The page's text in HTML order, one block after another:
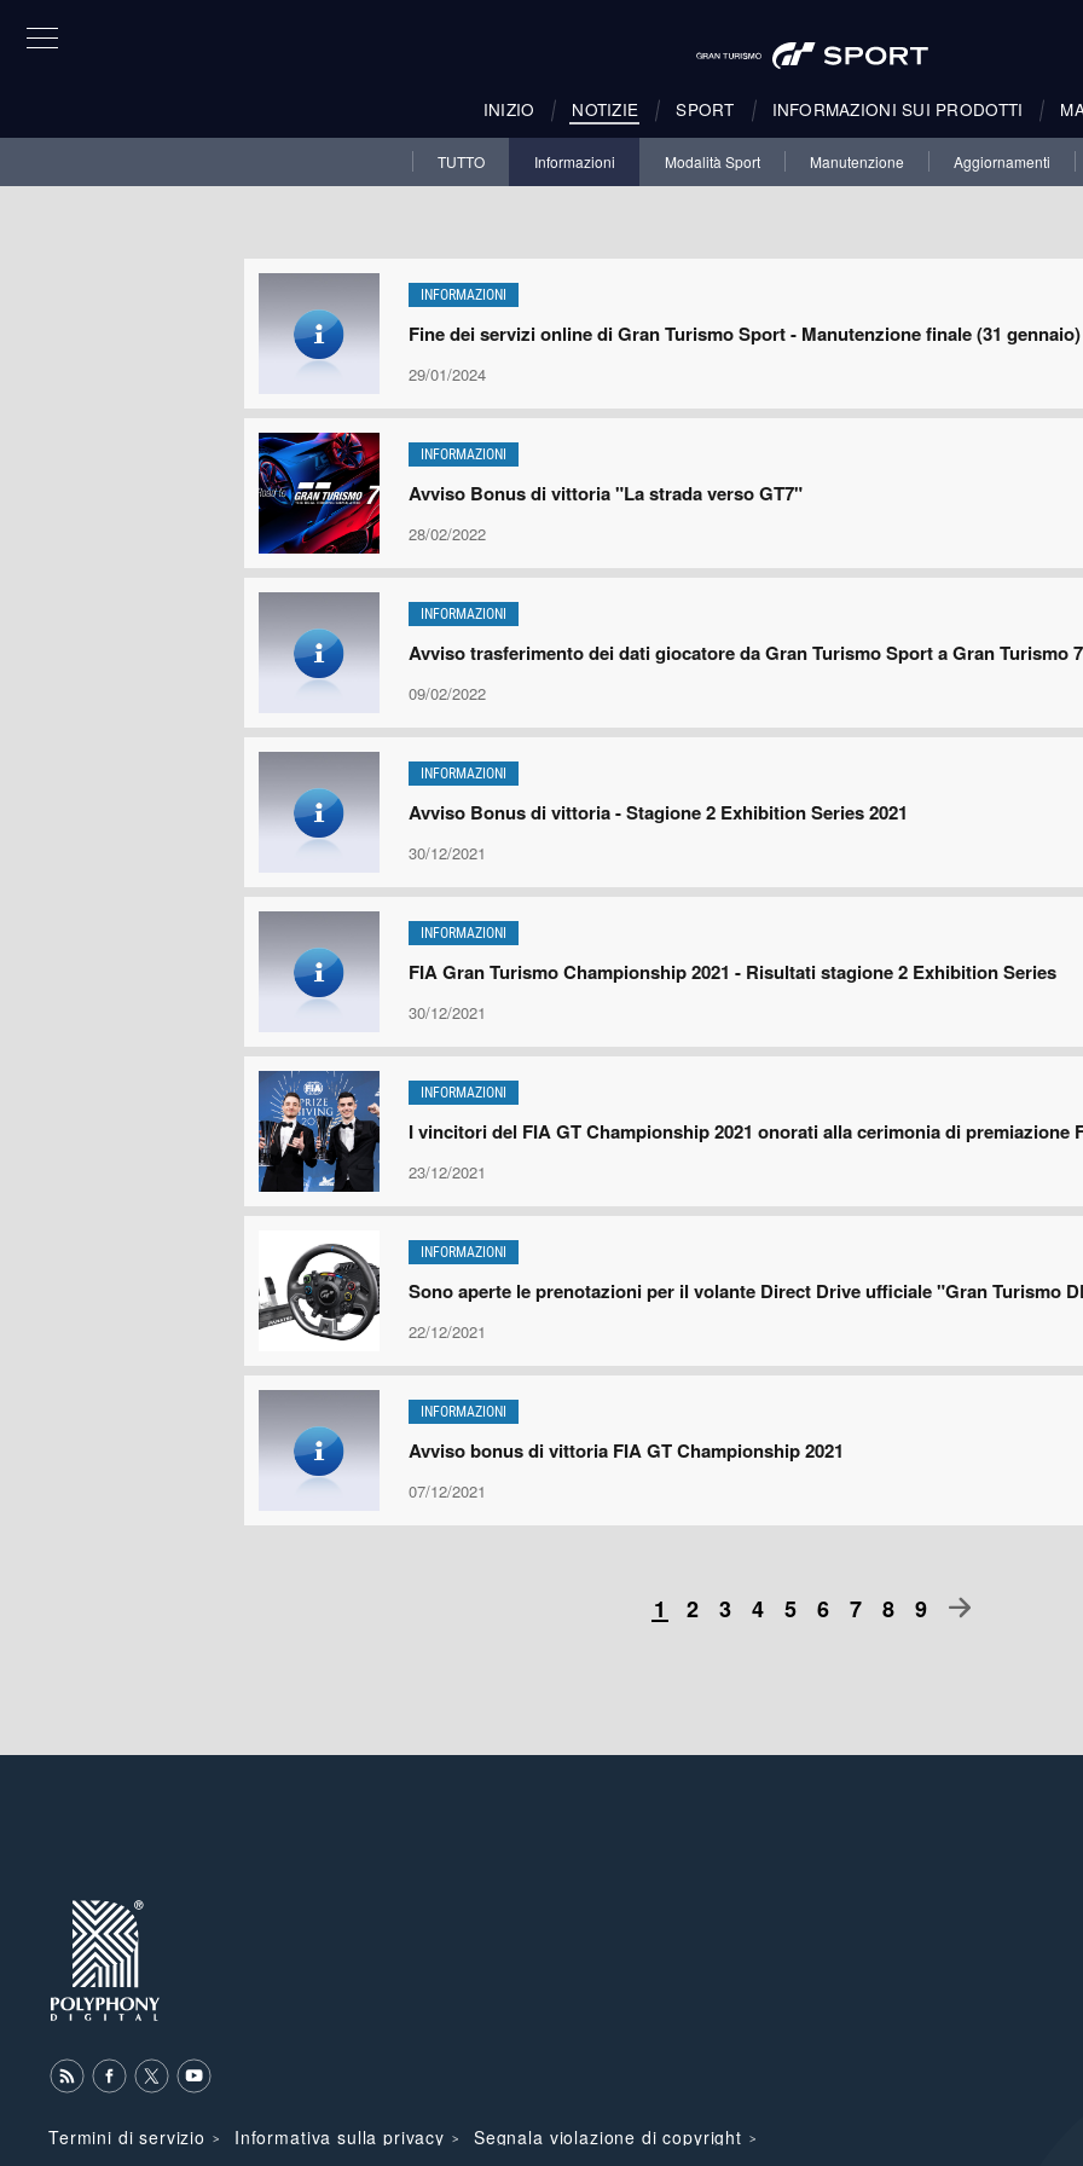
INIZIO NOTIZIE SPORT INFORMAZIONI SUI PRODOTTI
TUTTO Informazioni Modalità Sport Manutenzione Aggiornamenti
INFORMAZIONI
Fine dei servizi online di Gran Turismo Sport - Manutenzione finale (31 gennaio)
29/01/2024
INFORMAZIONI
Avviso Bonus di vittoria "La strada verso GT7"
28/02/2022
INFORMAZIONI
Avviso trasferimento dei dati giocatore da Gran Turismo Sport a Gran Turismo 7
09/02/2022
INFORMAZIONI
Avviso Bonus di vittoria - Stagione 2 Exhibition Series 2021
30/12/2021
INFORMAZIONI
FIA Gran Turismo Championship 2021 - Risultati stagione 2 Exhibition Series
30/12/2021
INFORMAZIONI
I vincitori del FIA GT Championship 2021 onorati alla cerimonia di premiazione
23/12/2021
INFORMAZIONI
Sono aperte le prenotazioni per il volante Direct Drive ufficiale "Gran Turismo
22/12/2021
INFORMAZIONI
Avviso bonus di vittoria FIA GT Championship 2021
07/12/2021
1 2 3 4 5 6 7 8 9
Termini di servizio Informativa sulla privacy Segnala violazione di copyright